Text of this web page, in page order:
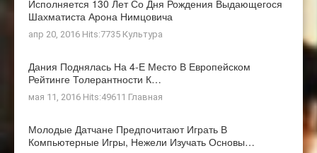
Исполняется 130 Лет Со Дня Рождения Выдающегося
Шахматиста Арона Нимцовича
апр 20, 2016 Hits:7735 Культура
Дания Поднялась На 4-Е Место В Европейском
Рейтинге Толерантности К…
мая 11, 2016 Hits:49611 Главная
Молодые Датчане Предпочитают Играть В
Компьютерные Игры, Нежели Изучать Основы…